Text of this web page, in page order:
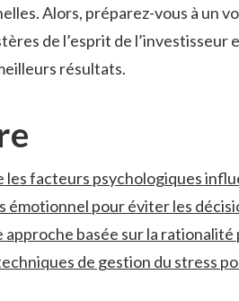
Alors, préparez-vous à ⁢un
de l’esprit de
‌résultats.
les facteurs psychologiques‍
émotionnel ⁣pour éviter les
approche basée sur la
de gestion du stress